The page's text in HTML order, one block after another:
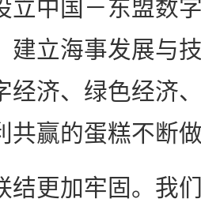
建立海事发展与
经济、绿色经济
共赢的蛋糕不断
结更加牢固。我